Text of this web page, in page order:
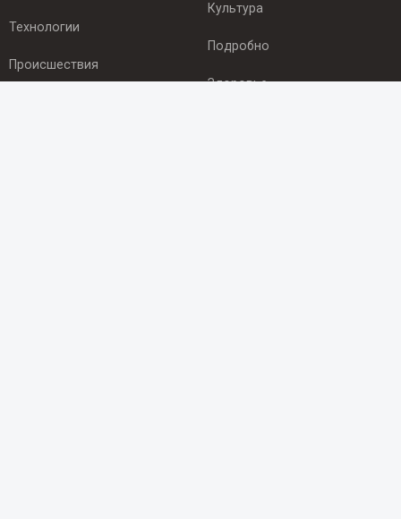
Технологии
Происшествия
Культура
Подробно
Здоровье